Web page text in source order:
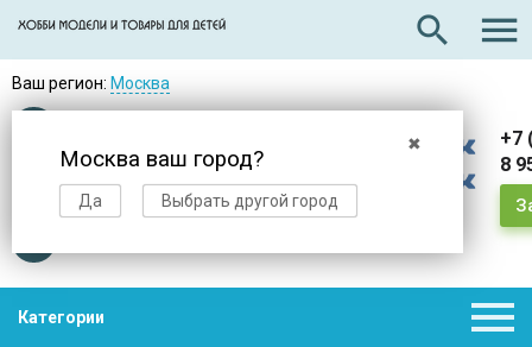
search 
Ваш регион: Москва
✖
Москва ваш город?
Да Выбрать другой город
Доставкав день заказа
+7
8
Категории 